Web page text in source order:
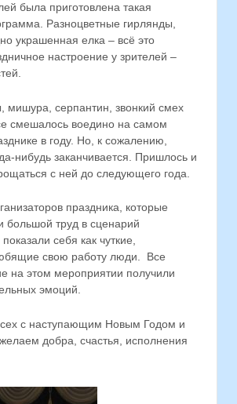
была приготовлена такая
Разноцветные гирлянды,
украшенная елка – всё это
настроение у зрителей –
мишура, серпантин, звонкий смех
смешалось воедино на самом
в году. Но, к сожалению,
нибудь заканчивается. Пришлось и
с ней до следующего года.
праздника, которые
большой труд в сценарий
себя как чуткие,
свою работу люди. Все
на этом мероприятии получили
эмоций.
с наступающим Новым Годом и
добра, счастья, исполнения